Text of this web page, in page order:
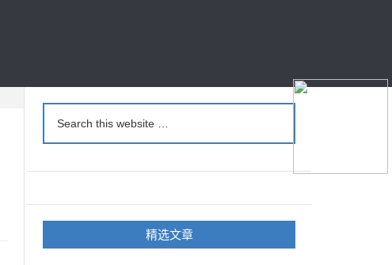
精选文章